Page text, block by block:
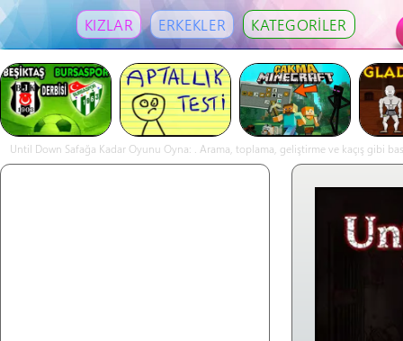
KIZLAR ERKEKLER KATEGORİLER
Until Down Safağa Kadar Oyunu Oyna: . Arama, toplama, geliştirme ve kaçış gibi